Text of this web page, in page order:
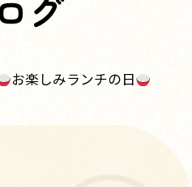
グ
お楽しみランチの日